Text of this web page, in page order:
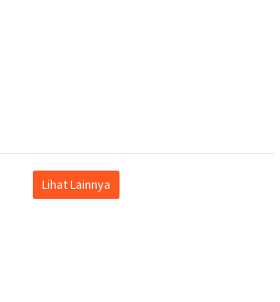
Lihat Lainnya